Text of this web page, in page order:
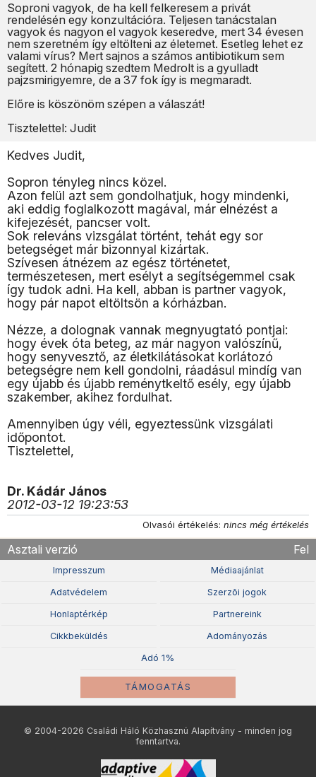
Soproni vagyok, de ha kell felkeresem a privát
rendelésén egy konzultációra. Teljesen tanácstalan
vagyok és nagyon el vagyok keseredve, mert 34 évesen
nem szeretném így eltölteni az életemet. Esetleg lehet ez
valami vírus? Mert sajnos a számos antibiotikum sem
segített. 2 hónapig szedtem Medrolt is a gyulladt
pajzsmirigyemre, de a 37 fok így is megmaradt.
Előre is köszönöm szépen a válaszát!
Tisztelettel: Judit
Kedves Judit,
Sopron tényleg nincs közel.
Azon felül azt sem gondolhatjuk, hogy mindenki,
aki eddig foglalkozott magával, már elnézést a
kifejezését, pancser volt.
Sok releváns vizsgálat történt, tehát egy sor
betegséget már bizonnyal kizártak.
Szívesen átnézem az egész történetet,
természetesen, mert esélyt a segítségemmel csak
így tudok adni. Ha kell, abban is partner vagyok,
hogy pár napot eltöltsön a kórházban.
Nézze, a dolognak vannak megnyugtató pontjai:
hogy évek óta beteg, az már nagyon valószínű,
hogy senyvesztő, az életkilátásokat korlátozó
betegségre nem kell gondolni, ráadásul mindíg van
egy újabb és újabb reménytkeltő esély, egy újabb
szakember, akihez fordulhat.
Amennyiben úgy véli, egyeztessünk vizsgálati
időpontot.
Tisztelettel,
Dr. Kádár János
2012-03-12 19:23:53
Olvasói értékelés: nincs még értékelés
Asztali verzió Fel
Impresszum Médiaajánlat
Adatvédelem Szerzõi jogok
Honlaptérkép Partnereink
Cikkbeküldés Adományozás
Adó 1%
TÁMOGATÁS
© 2004-2026 Családi Háló Közhasznú Alapítvány - minden jog
fenntartva.